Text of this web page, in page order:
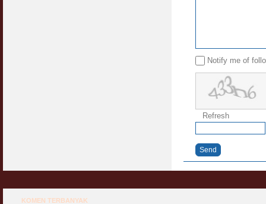
Notify me of
Refresh
Send
KOMEN TERBANYAK